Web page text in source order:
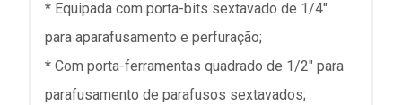
* Equipada com porta-bits sextavado de 1/4"
para aparafusamento e perfuração;
* Com porta-ferramentas quadrado de 1/2" para
parafusamento de parafusos sextavados;